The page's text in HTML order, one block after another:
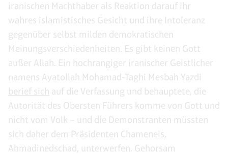
iranischen Machthaber als Reaktion darauf ihr
wahres islamistisches Gesicht und ihre Intoleranz
gegenüber selbst milden demokratischen
Meinungsverschiedenheiten. Es gibt keinen Gott
außer Allah. Ein hochrangiger iranischer Geistlicher
namens Ayatollah Mohamad-Taghi Mesbah Yazdi
berief sich auf die Verfassung und behauptete, die
Autorität des Obersten Führers komme von Gott und
nicht vom Volk – und die Demonstranten müssten
sich daher dem Präsidenten Chameneis,
Ahmadinedschad, unterwerfen. Gehorsam